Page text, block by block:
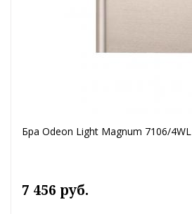
Бра Odeon Light Magnum 7106/4WL
7 456 руб.